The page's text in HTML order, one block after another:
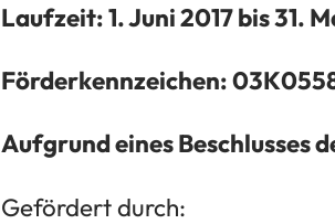
Laufzeit: 1. Juni 2017 bis 31.
Förderkennzeichen:
Aufgrund eines Beschlusses
Gefördert durch: